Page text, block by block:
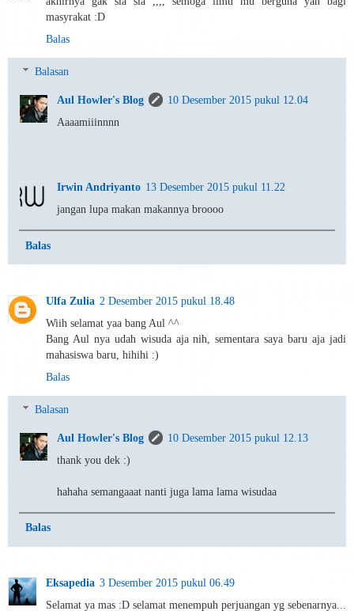
masyrakat :D
Balas
Balasan
Aul Howler's Blog
10 Desember 2015 pukul 12.04
Aaaamiiinnnn
Irwin Andriyanto 13 Desember 2015 pukul 11.22
jangan lupa makan makannya broooo
Balas
Ulfa Zulia 2 Desember 2015 pukul 18.48
Wiih selamat yaa bang Aul ^^
Bang Aul nya udah wisuda aja nih, sementara saya baru aja jadi
mahasiswa baru, hihihi :)
Balas
Balasan
Aul Howler's Blog
10 Desember 2015 pukul 12.13
thank you dek :)
hahaha semangaaat nanti juga lama lama wisudaa
Balas
Eksapedia 3 Desember 2015 pukul 06.49
Selamat ya mas :D selamat menempuh perjuangan yg sebenarnya...